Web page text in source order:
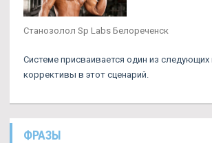
Станозолол Sp Labs Белореченск
Системе присваивается один из следующих
коррективы в этот сценарий.
ФРАЗЫ